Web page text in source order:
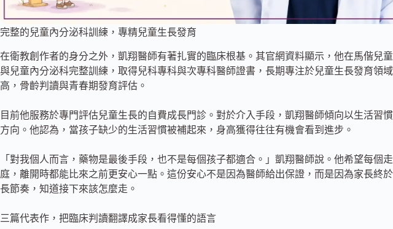
完整的兒童內分泌科訓練，專精兒童生長發育
在衛教創作者的身分之外，凱翔醫師有著扎實的臨床根基。其官網資料顯示，他在馬偕兒
與兒童內分泌科完整訓練，取得兒科專科與次專科醫師證書，長期專注於兒童生長發育領
高，骨齡判讀與青春期發育評估。
目前他服務於專門評估兒童生長的自費成長門診。對於介入手段，凱翔醫師傾向以生活習
方向。他認為，當孩子缺少的生活習慣被補起來，身高獲得往往有機會看到進步。
「對我個人而言，藥物是最後手段，也不是每個孩子都適合。」凱翔醫師說。他希望每個
庭，離開時都能比來之前更安心一點。這份安心不是因為醫師給出保證，而是因為家長終
長節奏，知道接下來該怎麼走。
三篇代表作，把臨床判讀翻譯成家長看得懂的語言